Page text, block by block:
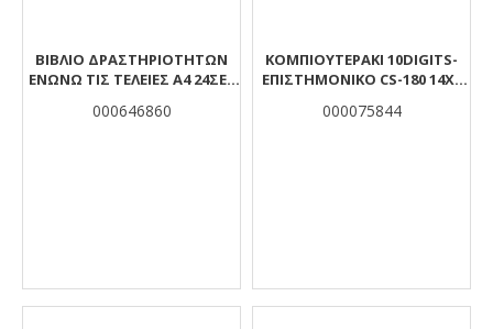
ΒΙΒΛΙΟ ΔΡΑΣΤΗΡΙΟΤΗΤΩΝ
ΕΝΩΝΩ ΤΙΣ ΤΕΛΕΙΕΣ Α4 24ΣΕΛ
LITTLIES
000646860
ΚΟΜΠΙΟΥΤΕΡΑΚΙ 10DIGITS-
ΕΠΙΣΤΗΜΟΝΙΚΟ CS-180 14X7
000075844